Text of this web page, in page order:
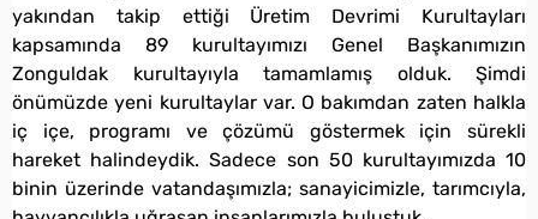
yakından takip ettiği Üretim Devrimi Kurultayları
kapsamında 89 kurultayımızı Genel Başkanımızın
Zonguldak kurultayıyla tamamlamış olduk. Şimdi
önümüzde yeni kurultaylar var. O bakımdan zaten halkla
iç içe, programı ve çözümü göstermek için sürekli
hareket halindeydik. Sadece son 50 kurultayımızda 10
binin üzerinde vatandaşımızla; sanayicimizle, tarımcıyla,